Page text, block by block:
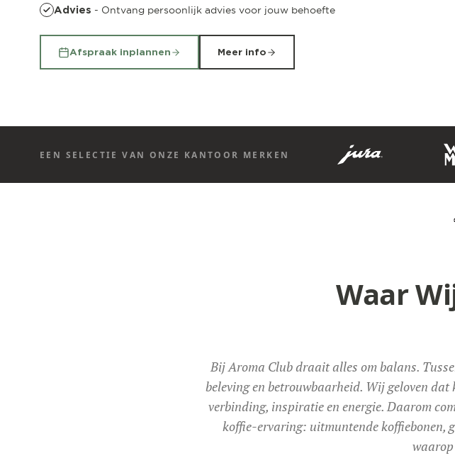
Advies - Ontvang persoonlijk advies voor jouw behoefte
Afspraak inplannen Meer info
EEN SELECTIE VAN ONZE KANTOOR MERKEN
Waar
Bij Aroma Club draait alles om balans.
beleving en betrouwbaarheid. Wij geloven
verbinding, inspiratie en energie. Daarom
koffie-ervaring: uitmuntende koffiebonen,